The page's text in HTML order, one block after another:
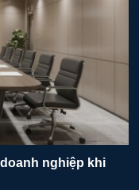
nghiệp khi